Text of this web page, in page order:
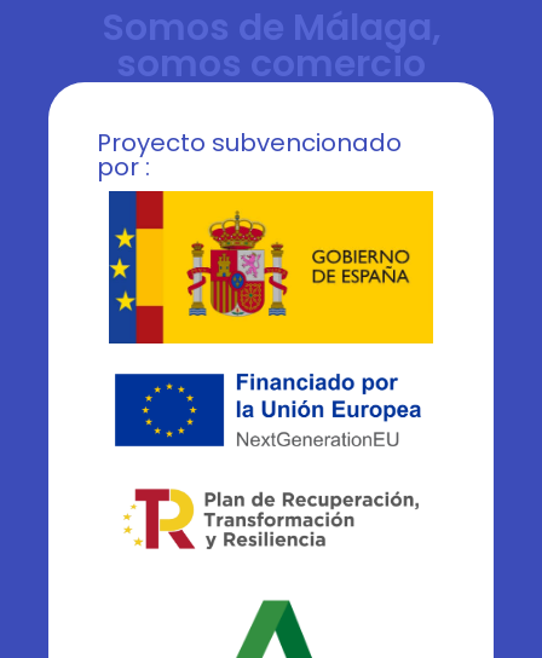
Somos de Málaga,
somos comercio
Proyecto subvencionado
por :